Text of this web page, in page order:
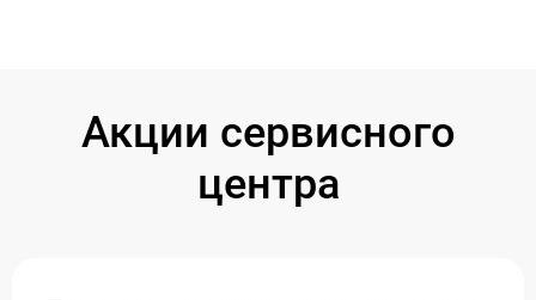
Акции сервисного
центра